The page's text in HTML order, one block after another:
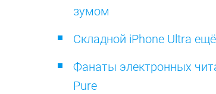
зумом
Складной iPhone Ultra
Фанаты электронных
Pure